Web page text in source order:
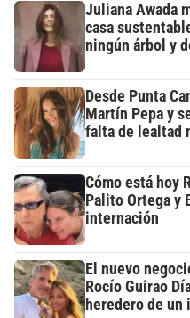
Juliana Awada
casa
ningún árbol y
Desde Punta
Martín Pepa y
falta de lealtad
Cómo está hoy
Palito Ortega y
internación
El nuevo
Rocío Guirao
heredero de